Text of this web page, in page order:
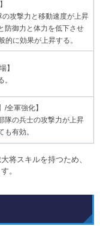
攻撃力と移動速度が上昇
防御力と体力を低下させ
的に効果が上昇する。
】
。
/全軍強化】
隊の兵士の攻撃力が上昇
も有効。
将スキルを持つため、
。